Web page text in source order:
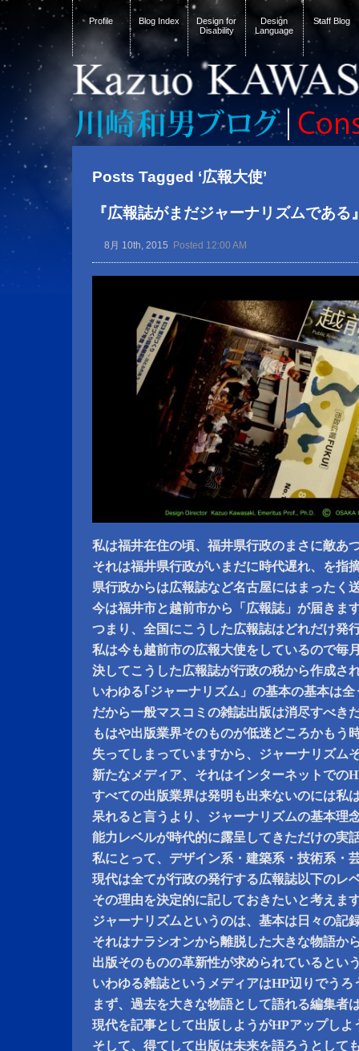
Profile Blog Index
Design for
Disability
Design
Language
Staff Blog
Posts Tagged ‘広報大使’
『広報誌がまだジャーナリズムである
8月 10th, 2015 Posted 12:00 AM
私は福井在住の頃、福井県行政のまさに敵あ
それは福井県行政がいまだに時代遅れ、を指
県行政からは広報誌など名古屋にはまったく
今は福井市と越前市から「広報誌」が届きま
つまり、全国にこうした広報誌はどれだけ発
私は今も越前市の広報大使をしているので毎
決してこうした広報誌が行政の税から作成さ
いわゆる｢ジャーナリズム」の基本の基本は
だから一般マスコミの雑誌出版は消尽すべき
もはや出版業界そのものが低迷どころかもう
失ってしまっていますから、ジャーナリズム
新たなメディア、それはインターネットでの
すべての出版業界は発明も出来ないのには私
呆れると言うより、ジャーナリズムの基本理
能力レベルが時代的に露呈してきただけの実
私にとって、デザイン系・建築系・技術系・
現代は全てが行政の発行する広報誌以下のレ
その理由を決定的に記しておきたいと考えま
ジャーナリズムというのは、基本は日々の記
それはナラシオンから離脱した大きな物語か
出版そのものの革新性が求められているとい
いわゆる雑誌というメディアはHP辺りでう
まず、過去を大きな物語として語れる編集者
現代を記事として出版しようがHPアップし
そして、得てして出版は未来を語ろうとして